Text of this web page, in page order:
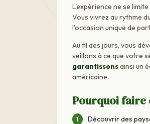
L'expérience ne se
Vous vivrez au rythme
l'occasion unique de
Au fil des jours, vous
veillons à ce que votre
garantissonsainsi un
américaine.
Pourquoi faire
Découvrir des